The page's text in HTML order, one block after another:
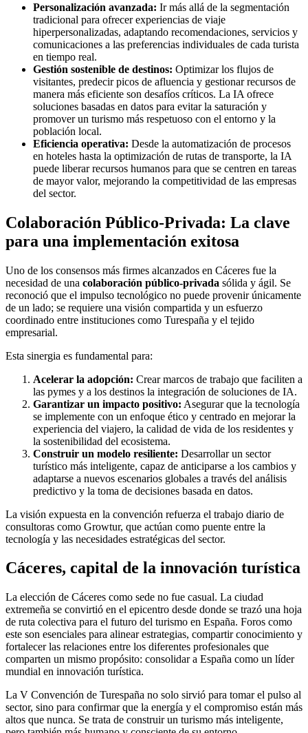
Personalización avanzada: Ir más allá de la segmentación
tradicional para ofrecer experiencias de viaje
hiperpersonalizadas, adaptando recomendaciones, servicios y
comunicaciones a las preferencias individuales de cada turista
en tiempo real.
Gestión sostenible de destinos: Optimizar los flujos de
visitantes, predecir picos de afluencia y gestionar recursos de
manera más eficiente son desafíos críticos. La IA ofrece
soluciones basadas en datos para evitar la saturación y
promover un turismo más respetuoso con el entorno y la
población local.
Eficiencia operativa: Desde la automatización de procesos
en hoteles hasta la optimización de rutas de transporte, la IA
puede liberar recursos humanos para que se centren en tareas
de mayor valor, mejorando la competitividad de las empresas
del sector.
Colaboración Público-Privada: La clave
para una implementación exitosa
Uno de los consensos más firmes alcanzados en Cáceres fue la
necesidad de una colaboración público-privada sólida y ágil. Se
reconoció que el impulso tecnológico no puede provenir únicamente
de un lado; se requiere una visión compartida y un esfuerzo
coordinado entre instituciones como Turespaña y el tejido
empresarial.
Esta sinergia es fundamental para:
Acelerar la adopción: Crear marcos de trabajo que faciliten a
las pymes y a los destinos la integración de soluciones de IA.
Garantizar un impacto positivo: Asegurar que la tecnología
se implemente con un enfoque ético y centrado en mejorar la
experiencia del viajero, la calidad de vida de los residentes y
la sostenibilidad del ecosistema.
Construir un modelo resiliente: Desarrollar un sector
turístico más inteligente, capaz de anticiparse a los cambios y
adaptarse a nuevos escenarios globales a través del análisis
predictivo y la toma de decisiones basada en datos.
La visión expuesta en la convención refuerza el trabajo diario de
consultoras como Growtur, que actúan como puente entre la
tecnología y las necesidades estratégicas del sector.
Cáceres, capital de la innovación turística
La elección de Cáceres como sede no fue casual. La ciudad
extremeña se convirtió en el epicentro desde donde se trazó una hoja
de ruta colectiva para el futuro del turismo en España. Foros como
este son esenciales para alinear estrategias, compartir conocimiento y
fortalecer las relaciones entre los diferentes profesionales que
comparten un mismo propósito: consolidar a España como un líder
mundial en innovación turística.
La V Convención de Turespaña no solo sirvió para tomar el pulso al
sector, sino para confirmar que la energía y el compromiso están más
altos que nunca. Se trata de construir un turismo más inteligente,